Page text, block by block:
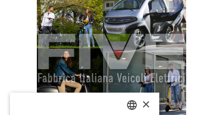
×